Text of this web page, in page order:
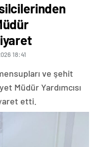
18:41
ve şehit
Müdür Yardımcısı
etti.